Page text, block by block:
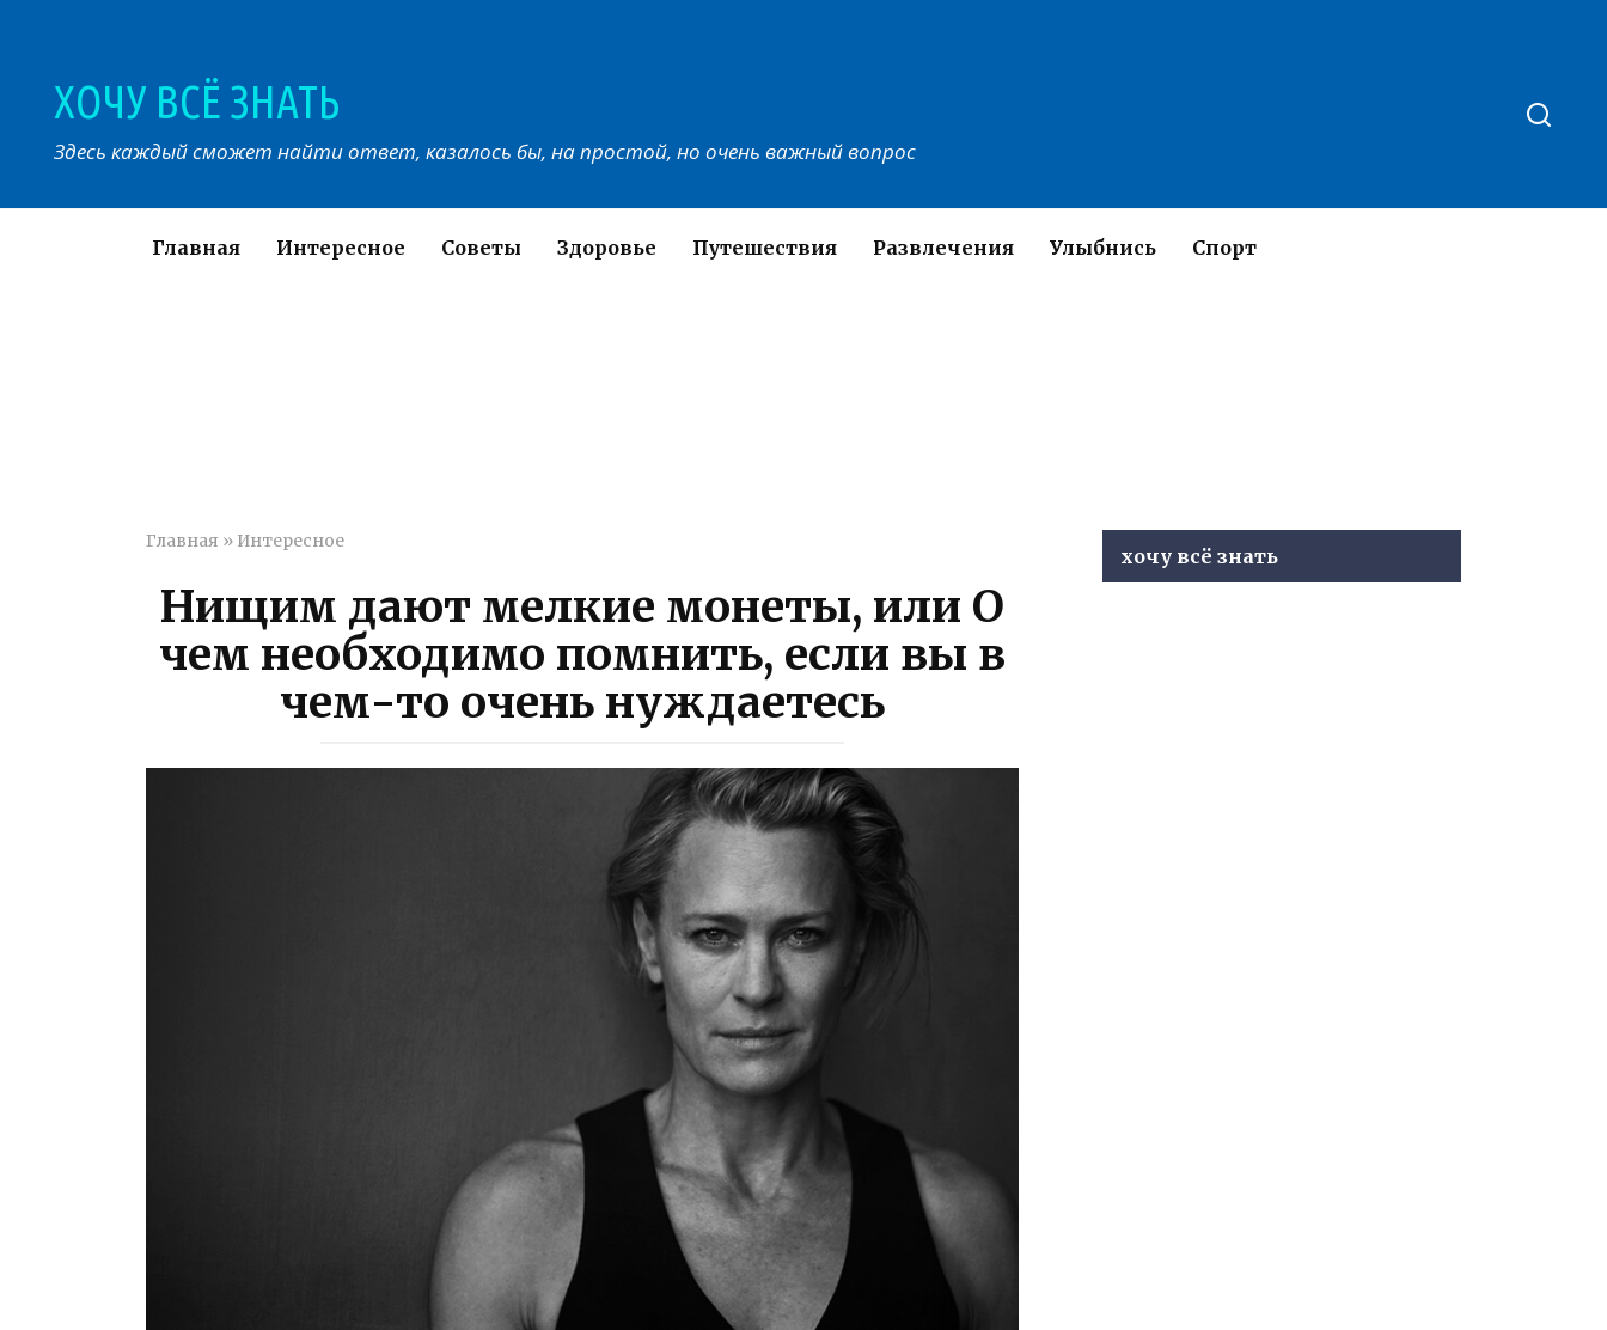
ХОЧУ ВСЁ ЗНАТЬ
Здесь каждый сможет найти ответ, казалось бы, на простой, но очень важный вопрос
Главная Интересное Советы Здоровье Путешествия Развлечения Улыбнись Спорт
Главная » Интересное
Нищим дают мелкие монеты, или О
чем необходимо помнить, если вы в
чем-то очень нуждаетесь
хочу всё знать